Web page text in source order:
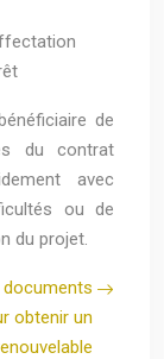
de
du contrat
avec
ou de
du projet.
documents
obtenir un